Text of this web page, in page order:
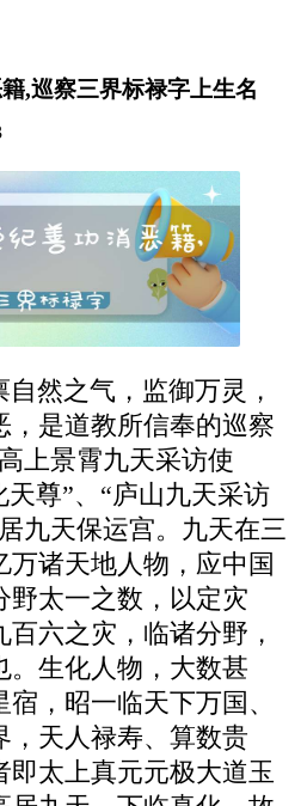
,巡察三界标禄字上生名
然之气，监御万灵，
，是道教所信奉的巡察
上景霄九天采访使
尊”、“庐山九天采访
九天保运宫。九天在三
诸天地人物，应中国
野太一之数，以定灾
六之灾，临诸分野，
。生化人物，大数甚
，昭一临天下万国、
，天人禄寿、算数贵
即太上真元元极大道玉